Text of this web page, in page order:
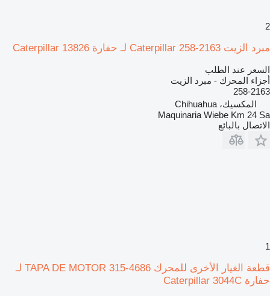
2
مبرد الزيت Caterpillar 258-2163 لـ حفارة Caterpillar 13826
السعر عند الطلب
أجزاء المحرك - مبرد الزيت
258-2163
المكسيك، Chihuahua
Maquinaria Wiebe Km 24 Sa
الاتصال بالبائع
1
قطعة الغيار الأخرى للمحرك TAPA DE MOTOR 315-4686 لـ
حفارة Caterpillar 3044C